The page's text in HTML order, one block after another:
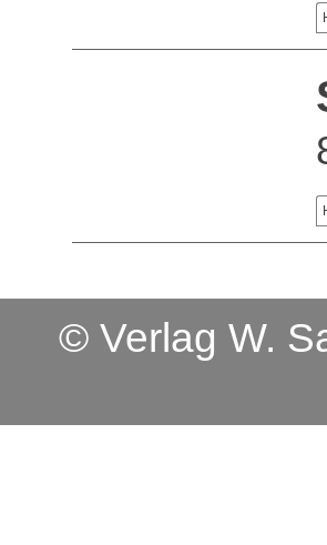
© Verlag W.